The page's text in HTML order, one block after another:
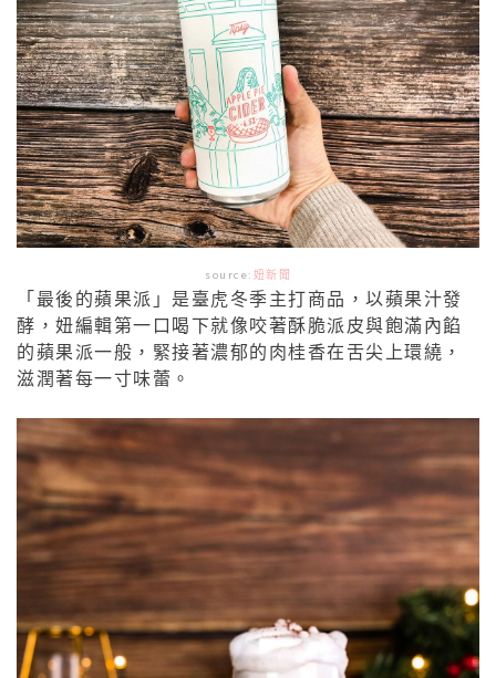
source: 妞新聞
「最後的蘋果派」是臺虎冬季主打商品，以蘋果汁發
酵，妞編輯第一口喝下就像咬著酥脆派皮與飽滿內餡
的蘋果派一般，緊接著濃郁的肉桂香在舌尖上環繞，
滋潤著每一寸味蕾。